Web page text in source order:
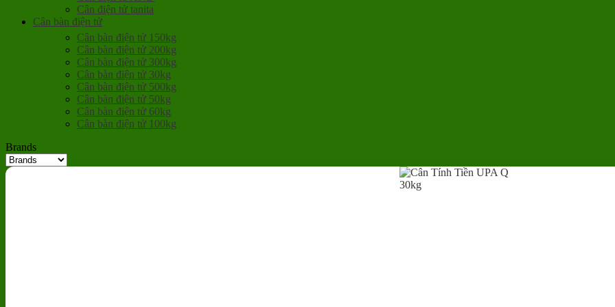
Cân điện tử tanita
Cân bàn điện tử
Cân bàn điện tử 150kg
Cân bàn điện tử 200kg
Cân bàn điện tử 300kg
Cân bàn điện tử 30kg
Cân bàn điện tử 500kg
Cân bàn điện tử 50kg
Cân bàn điện tử 60kg
Cân bàn điện tử 100kg
Brands